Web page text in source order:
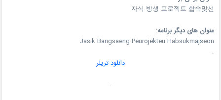
자식 방생 프로젝트 합숙맞선
عنوان های دیگر برنامه:
Jasik Bangsaeng Peurojekteu Habsukmajseon
.
دانلود تریلر
.